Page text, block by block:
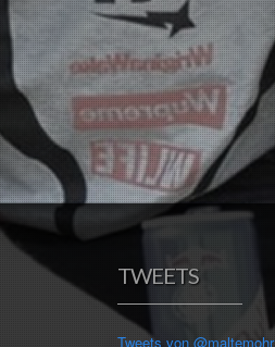
TWEETS
Tweets von @maltemohr